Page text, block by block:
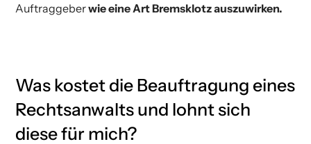
Auftraggeberwie eine Art Bremsklotz auszuwirken.
Was kostet die Beauftragung eines
Rechtsanwalts und lohnt sich
diese für mich?